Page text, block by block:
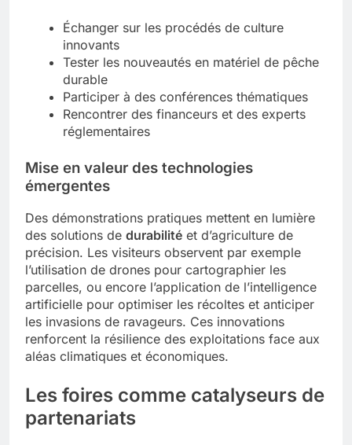
Échanger sur les procédés de culture
innovants
Tester les nouveautés en matériel de pêche
durable
Participer à des conférences thématiques
Rencontrer des financeurs et des experts
réglementaires
Mise en valeur des technologies
émergentes
Des démonstrations pratiques mettent en lumière
des solutions de durabilité et d’agriculture de
précision. Les visiteurs observent par exemple
l’utilisation de drones pour cartographier les
parcelles, ou encore l’application de l’intelligence
artificielle pour optimiser les récoltes et anticiper
les invasions de ravageurs. Ces innovations
renforcent la résilience des exploitations face aux
aléas climatiques et économiques.
Les foires comme catalyseurs de
partenariats